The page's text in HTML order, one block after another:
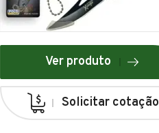
Ver produto
Solicitar cotação